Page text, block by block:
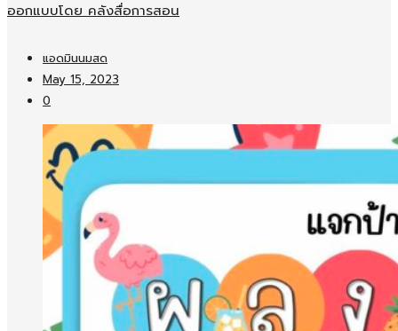
ออกแบบโดย คลังสื่อการสอน
แอดมินนมสด
May 15, 2023
0